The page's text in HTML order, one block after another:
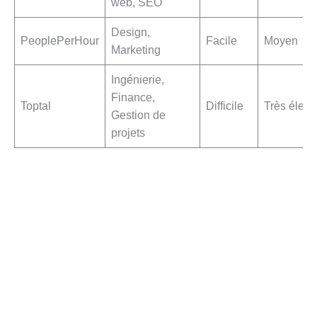
web, SEO
PeoplePerHour
Design,
Marketing
Facile Moyen
Toptal
Ingénierie,
Finance,
Gestion de
projets
Difficile Très élevé